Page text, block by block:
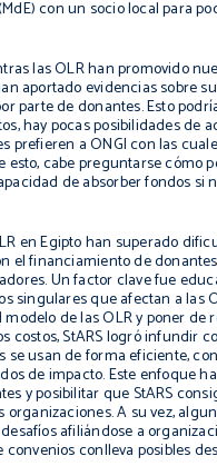
con un socio local para
las OLR han promovido
aportado evidencias sobre
parte de donantes. Esto
hay pocas posibilidades de
prefieren a ONGI con las
esto, cabe preguntarse cómo
de absorber fondos si
en Egipto han superado
el financiamiento de
Un factor clave fue
singulares que afectan a las
de las OLR y poner de
costos, StARS logró infundir
se usan de forma eficiente,
de impacto. Este enfoque
y posibilitar que StARS
organizaciones. A su vez,
afiliándose a
convenios conlleva posibles